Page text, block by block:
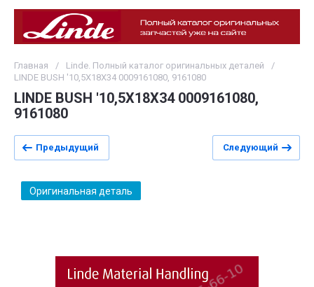
Главная / Linde. Полный каталог оригинальных деталей
/
LINDE BUSH '10,5X18X34 0009161080, 9161080
LINDE BUSH '10,5X18X34 0009161080,
9161080
Предыдущий Следующий
Оригинальная деталь